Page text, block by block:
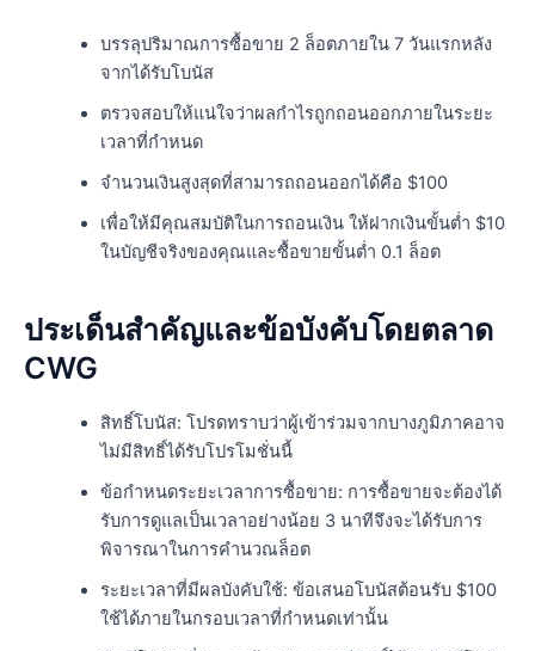
บรรลุปริมาณการซื้อขาย 2 ล็อตภายใน 7 วันแรกหลัง
จากได้รับโบนัส
ตรวจสอบให้แน่ใจว่าผลกำไรถูกถอนออกภายในระยะ
เวลาที่กำหนด
จำนวนเงินสูงสุดที่สามารถถอนออกได้คือ $100
เพื่อให้มีคุณสมบัติในการถอนเงิน ให้ฝากเงินขั้นต่ำ $10
ในบัญชีจริงของคุณและซื้อขายขั้นต่ำ 0.1 ล็อต
ประเด็นสำคัญและข้อบังคับโดยตลาด
CWG
สิทธิ์โบนัส: โปรดทราบว่าผู้เข้าร่วมจากบางภูมิภาคอาจ
ไม่มีสิทธิ์ได้รับโปรโมชั่นนี้
ข้อกำหนดระยะเวลาการซื้อขาย: การซื้อขายจะต้องได้
รับการดูแลเป็นเวลาอย่างน้อย 3 นาทีจึงจะได้รับการ
พิจารณาในการคำนวณล็อต
ระยะเวลาที่มีผลบังคับใช้: ข้อเสนอโบนัสต้อนรับ $100
ใช้ได้ภายในกรอบเวลาที่กำหนดเท่านั้น